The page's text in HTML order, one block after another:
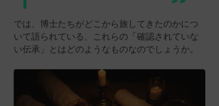
では、博士たちがどこから旅してきたのかにつ
いて語られている、これらの「確認されていな
い伝承」とはどのようなものなのでしょうか。